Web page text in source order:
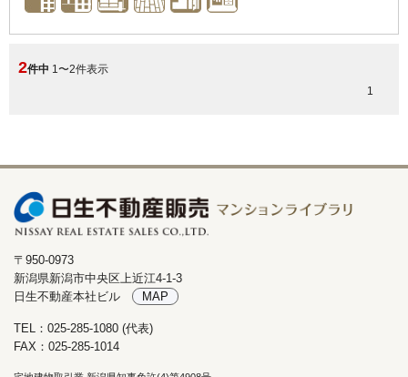
2件中 1〜2件表示
1
〒950-0973
新潟県新潟市中央区上近江4-1-3
日生不動産本社ビル
MAP
TEL：025-285-1080 (代表)
FAX：025-285-1014